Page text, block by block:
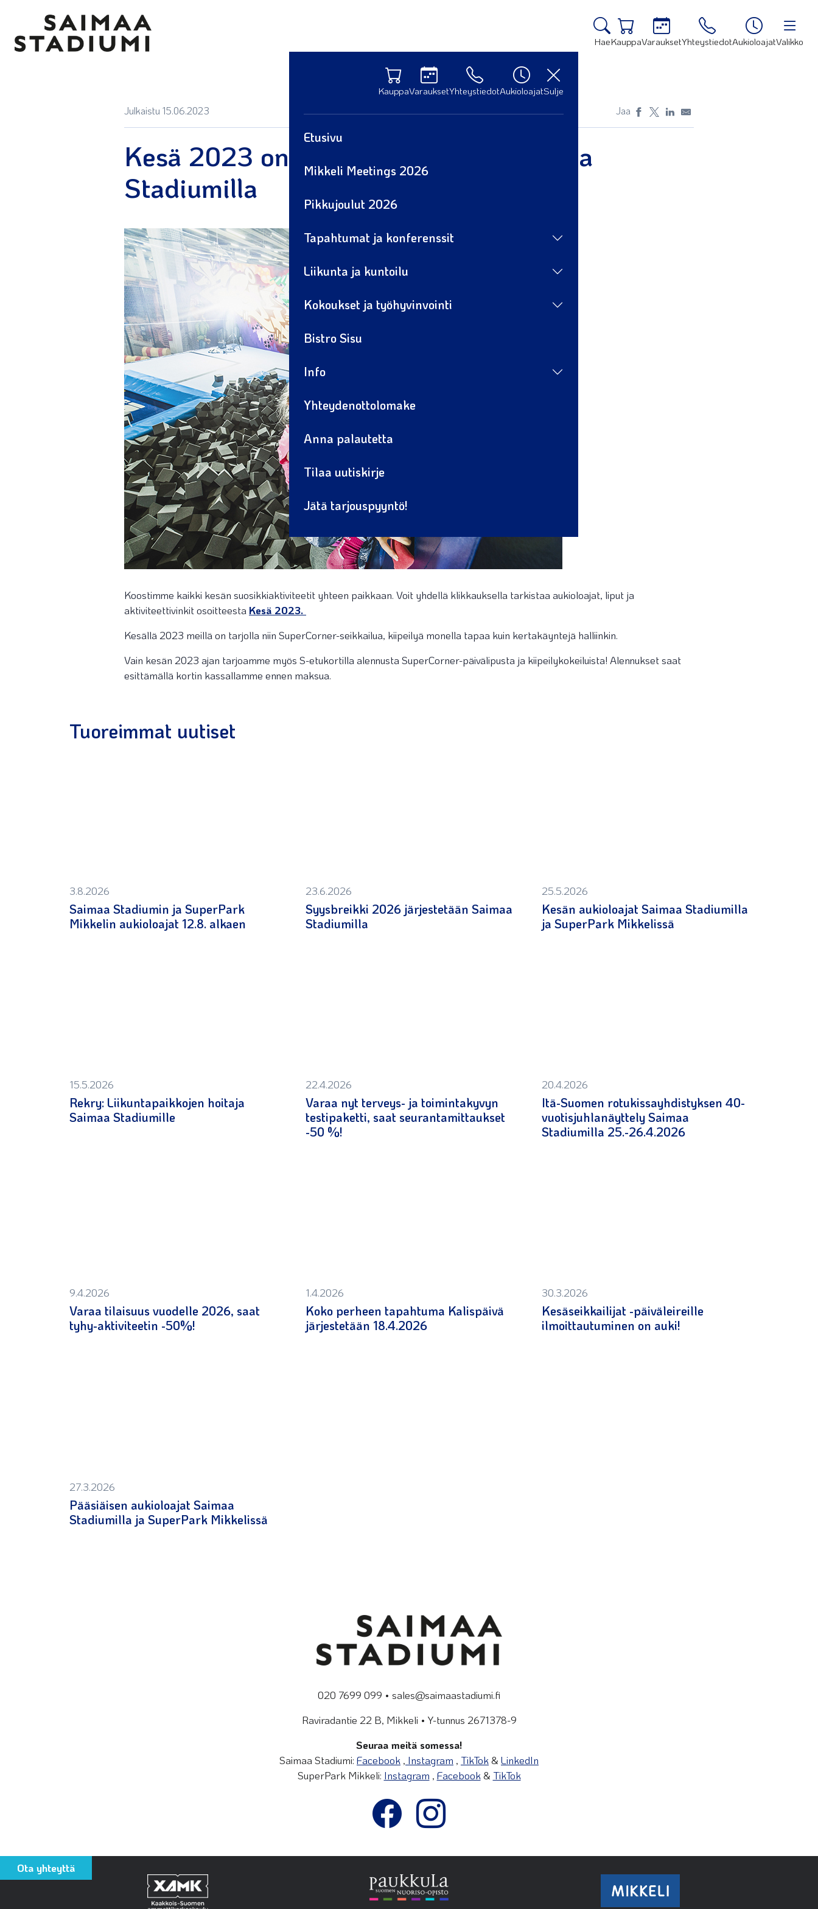
HaeKauppaVarauksetYhteystiedotAukioloajatValikko
KauppaVarauksetYhteystiedotAukioloajatSulje
Etusivu
Mikkeli Meetings 2026
Pikkujoulut 2026
Tapahtumat ja konferenssit
Liikunta ja kuntoilu
Kokoukset ja työhyvinvointi
Bistro Sisu
Info
Yhteydenottolomake
Anna palautetta
Tilaa uutiskirje
Jätä tarjouspyyntö!
Julkaistu 15.06.2023 Jaa
Kesä 2023 on täynnä tekemistä Saimaa
Stadiumilla
Koostimme kaikki kesän suosikkiaktiviteetit yhteen paikkaan. Voit yhdellä klikkauksella tarkistaa aukioloajat, liput ja
aktiviteettivinkit osoitteesta Kesä 2023.
Kesällä 2023 meillä on tarjolla niin SuperCorner-seikkailua, kiipeilyä monella tapaa kuin kertakäyntejä halliinkin.
Vain kesän 2023 ajan tarjoamme myös S-etukortilla alennusta SuperCorner-päivälipusta ja kiipeilykokeiluista! Alennukset saat
esittämällä kortin kassallamme ennen maksua.
Tuoreimmat uutiset
3.8.2026
Saimaa Stadiumin ja SuperPark
Mikkelin aukioloajat 12.8. alkaen
23.6.2026
Syysbreikki 2026 järjestetään Saimaa
Stadiumilla
25.5.2026
Kesän aukioloajat Saimaa Stadiumilla
ja SuperPark Mikkelissä
15.5.2026
Rekry: Liikuntapaikkojen hoitaja
Saimaa Stadiumille
22.4.2026
Varaa nyt terveys- ja toimintakyvyn
testipaketti, saat seurantamittaukset
-50 %!
20.4.2026
Itä-Suomen rotukissayhdistyksen 40-
vuotisjuhlanäyttely Saimaa
Stadiumilla 25.-26.4.2026
9.4.2026
Varaa tilaisuus vuodelle 2026, saat
tyhy-aktiviteetin -50%!
1.4.2026
Koko perheen tapahtuma Kalispäivä
järjestetään 18.4.2026
30.3.2026
Kesäseikkailijat -päiväleireille
ilmoittautuminen on auki!
27.3.2026
Pääsiäisen aukioloajat Saimaa
Stadiumilla ja SuperPark Mikkelissä
020 7699 099 • sales@saimaastadiumi.fi
Raviradantie 22 B, Mikkeli • Y-tunnus 2671378-9
Seuraa meitä somessa!
Saimaa Stadiumi: Facebook , Instagram , TikTok & LinkedIn
SuperPark Mikkeli: Instagram , Facebook & TikTok
Ota yhteyttä